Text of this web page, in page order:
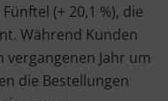
(+ 20,1 %), die
Während Kunden
Jahr um
die Bestellungen